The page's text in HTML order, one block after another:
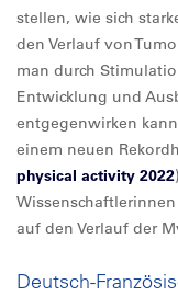
stellen, wie sich
den Verlauf von
man durch
Entwicklung und
entgegenwirken
einem neuen
physical activity 2022
auf den Verlauf der
Deutsch-